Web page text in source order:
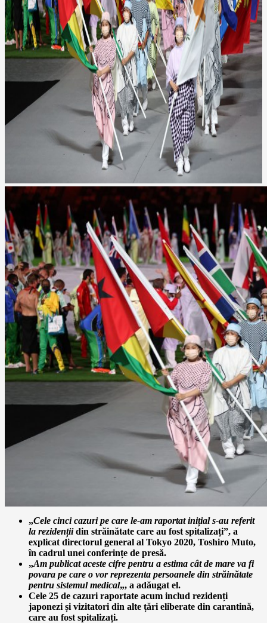
„Cele cinci cazuri pe care le-am raportat inițial s-au referit
la rezidențiidin străinătate care au fost spitalizați”, a
explicat directorul general al Tokyo 2020, Toshiro Muto,
în cadrul unei conferințe de presă.
„Am publicat aceste cifre pentru a estima cât de mare va fi
povara pe care o vor reprezenta persoanele din străinătate
pentru sistemul medical„, a adăugat el.
Cele 25 de cazuri raportate acum includ rezidenți
japonezi și vizitatori din alte țări eliberate din carantină,
care au fost spitalizați.